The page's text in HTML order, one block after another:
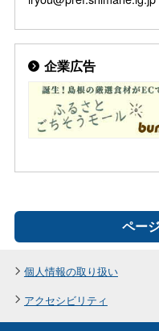
企業広告
ペー
個人情報の取り扱い
アクセシビリティ